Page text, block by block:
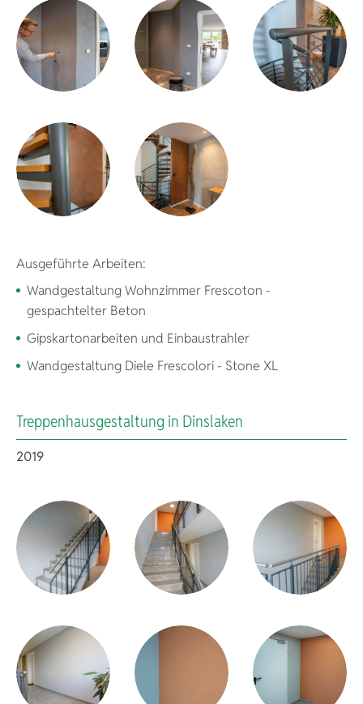
Ausgeführte Arbeiten:
Wandgestaltung Wohnzimmer Frescoton -
gespachtelter Beton
Gipskartonarbeiten und Einbaustrahler
Wandgestaltung Diele Frescolori - Stone XL
Treppenhausgestaltung in Dinslaken
2019